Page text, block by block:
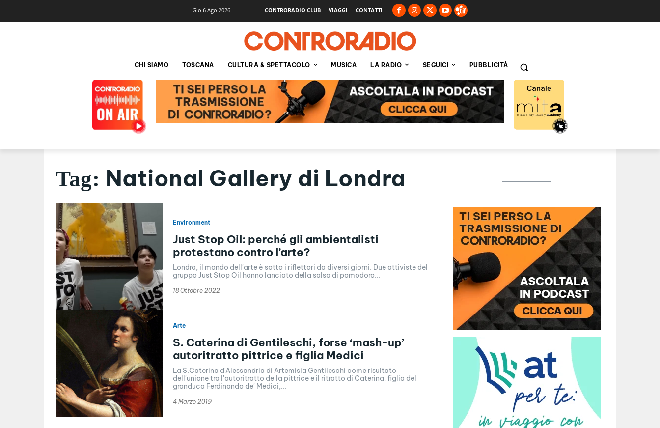
Gio 6 Ago 2026 CONTRORADIO CLUB VIAGGI CONTATTI
CHI SIAMO TOSCANA CULTURA & SPETTACOLO MUSICA LA RADIO SEGUICI PUBBLICITÀ
Tag: National Gallery di Londra
Environment
Just Stop Oil: perché gli ambientalisti
protestano contro l’arte?
Londra, il mondo dell'arte è sotto i riflettori da diversi giorni. Due attiviste del
gruppo Just Stop Oil hanno lanciato della salsa di pomodoro...
18 Ottobre 2022
Arte
S. Caterina di Gentileschi, forse ‘mash-up’
autoritratto pittrice e figlia Medici
La S.Caterina d'Alessandria di Artemisia Gentileschi come risultato
dell'unione tra l'autoritratto della pittrice e il ritratto di Caterina, figlia del
granduca Ferdinando de' Medici,...
4 Marzo 2019